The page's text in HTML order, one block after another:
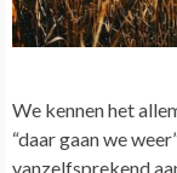
We kennen het
“daar gaan we
vanzelfsprekend